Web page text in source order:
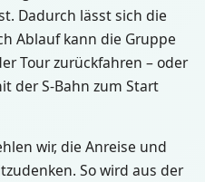
Dadurch lässt sich die
Ablauf kann die Gruppe
Tour zurückfahren – oder
der S-Bahn zum Start
wir, die Anreise und
So wird aus der